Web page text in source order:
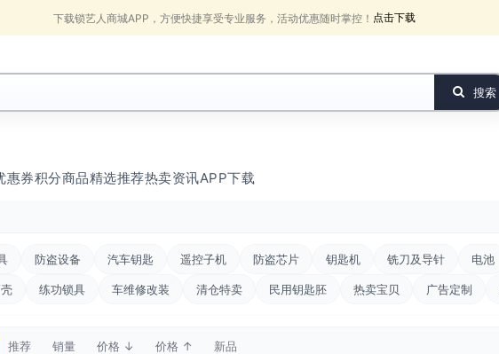
下载锁艺人商城APP，方便快捷享受专业服务，活动优惠随时掌控！ 点击下载
搜索
惠券积分商品精选推荐热卖资讯APP下载
防盗设备 汽车钥匙 遥控子机 防盗芯片 钥匙机 铣刀及导针 电池
练功锁具 车维修改装 清仓特卖 民用钥匙胚 热卖宝贝 广告定制
推荐 销量 价格 ↓ 价格 ↑ 新品